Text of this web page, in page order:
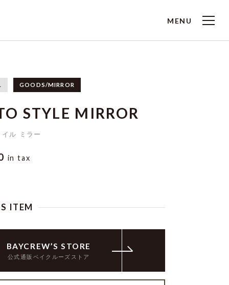
MENU
GOODS/MIRROR
STYLE MIRROR
ル ミラー
in tax
ITEM
BAYCREW’S STORE
公式通販ベイクルーズストア